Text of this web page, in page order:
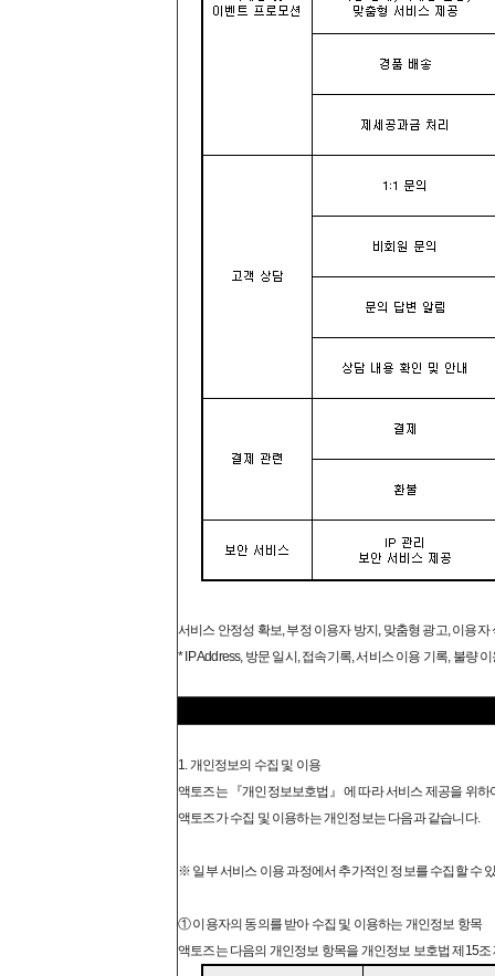
서비스 안정성 확보, 부정 이용자 방지, 맞춤형 광고, 이용
* IP Address, 방문 일시, 접속기록, 서비스 이용 기록, 불량
1. 개인정보의 수집 및 이용
액토즈는 『개인정보보호법』 에 따라 서비스 제공을 위
액토즈가 수집 및 이용하는 개인정보는 다음과 같습니다.
※ 일부 서비스 이용 과정에서 추가적인 정보를 수집할 수
① 이용자의 동의를 받아 수집 및 이용하는 개인정보 항목
액토즈는 다음의 개인정보 항목을 개인정보 보호법 제15